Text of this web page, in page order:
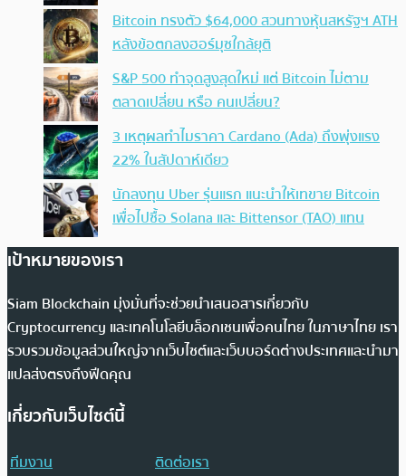
Bitcoin ทรงตัว $64,000 สวนทางหุ้นสหรัฐฯ ATH
หลังข้อตกลงฮอร์มุซใกล้ยุติ
S&P 500 ทำจุดสูงสุดใหม่ แต่ Bitcoin ไม่ตาม
ตลาดเปลี่ยน หรือ คนเปลี่ยน?
3 เหตุผลทำไมราคา Cardano (Ada) ถึงพุ่งแรง
22% ในสัปดาห์เดียว
นักลงทุน Uber รุ่นแรก แนะนำให้เทขาย Bitcoin
เพื่อไปซื้อ Solana และ Bittensor (TAO) แทน
เป้าหมายของเรา
Siam Blockchain มุ่งมั่นที่จะช่วยนำเสนอสารเกี่ยวกับ
Cryptocurrency และเทคโนโลยีบล็อกเชนเพื่อคนไทย ในภาษาไทย เรา
รวบรวมข้อมูลส่วนใหญ่จากเว็บไซต์และเว็บบอร์ดต่างประเทศและนำมา
แปลส่งตรงถึงฟีดคุณ
เกี่ยวกับเว็บไซต์นี้
ทีมงาน
ติดต่อเรา